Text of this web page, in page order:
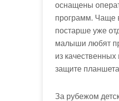
оснащены
программ. Чаще
постарше уже
малыши любят
из
защите
За рубежом